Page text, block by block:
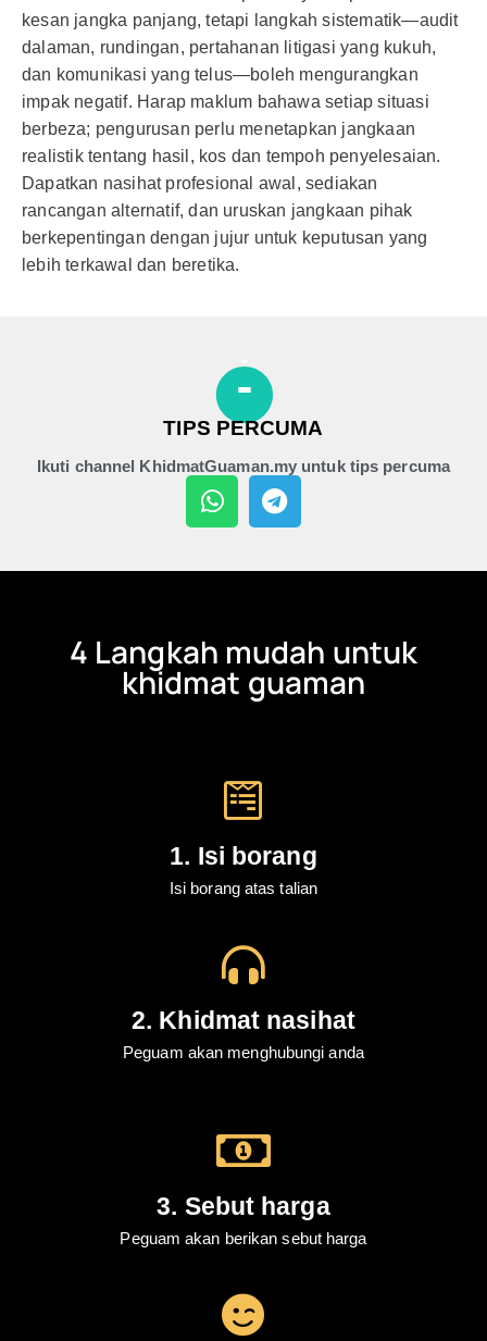
kesan jangka panjang, tetapi langkah sistematik—audit
dalaman, rundingan, pertahanan litigasi yang kukuh,
dan komunikasi yang telus—boleh mengurangkan
impak negatif. Harap maklum bahawa setiap situasi
berbeza; pengurusan perlu menetapkan jangkaan
realistik tentang hasil, kos dan tempoh penyelesaian.
Dapatkan nasihat profesional awal, sediakan
rancangan alternatif, dan uruskan jangkaan pihak
berkepentingan dengan jujur untuk keputusan yang
lebih terkawal dan beretika.
TIPS PERCUMA
Ikuti channel KhidmatGuaman.my untuk tips percuma
4 Langkah mudah untuk
khidmat guaman
1. Isi borang
Isi borang atas talian
2. Khidmat nasihat
Peguam akan menghubungi anda
3. Sebut harga
Peguam akan berikan sebut harga